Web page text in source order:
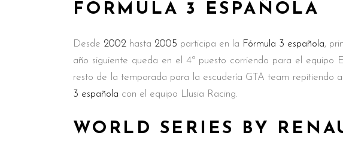
FÓRMULA 3 ESPAÑOLA
Desde 2002 hasta 2005 participa en la Fórmula 3 española,
año siguiente queda en el 4º puesto corriendo para el equipo
resto de la temporada para la escudería GTA team repitiendo
3 española con el equipo Llusia Racing.
WORLD SERIES BY